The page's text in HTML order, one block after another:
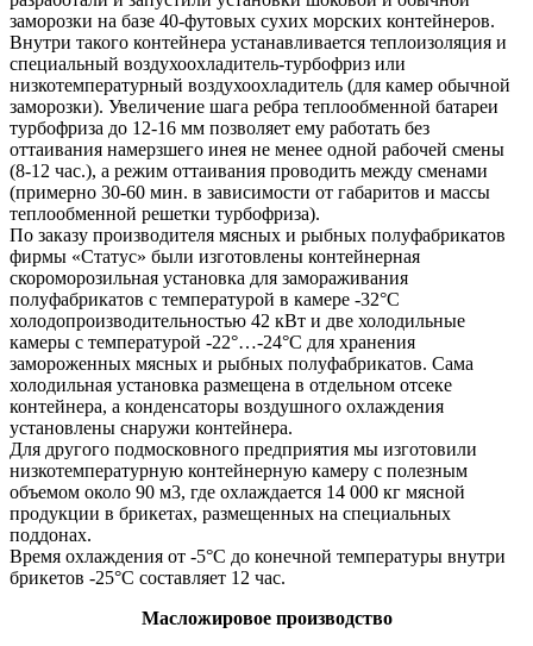
заморозки на базе 40-футовых сухих морских контейнеров.
Внутри такого контейнера устанавливается теплоизоляция и
специальный воздухоохладитель-турбофриз или
низкотемпературный воздухоохладитель (для камер обычной
заморозки). Увеличение шага ребра теплообменной батареи
турбофриза до 12-16 мм позволяет ему работать без
оттаивания намерзшего инея не менее одной рабочей смены
(8-12 час.), а режим оттаивания проводить между сменами
(примерно 30-60 мин. в зависимости от габаритов и массы
теплообменной решетки турбофриза).
По заказу производителя мясных и рыбных полуфабрикатов
фирмы «Статус» были изготовлены контейнерная
скороморозильная установка для замораживания
полуфабрикатов с температурой в камере -32°С
холодопроизводительностью 42 кВт и две холодильные
камеры с температурой -22°…-24°С для хранения
замороженных мясных и рыбных полуфабрикатов. Сама
холодильная установка размещена в отдельном отсеке
контейнера, а конденсаторы воздушного охлаждения
установлены снаружи контейнера.
Для другого подмосковного предприятия мы изготовили
низкотемпературную контейнерную камеру с полезным
объемом около 90 м3, где охлаждается 14 000 кг мясной
продукции в брикетах, размещенных на специальных
поддонах.
Время охлаждения от -5°С до конечной температуры внутри
брикетов -25°С составляет 12 час.
Масложировое производство